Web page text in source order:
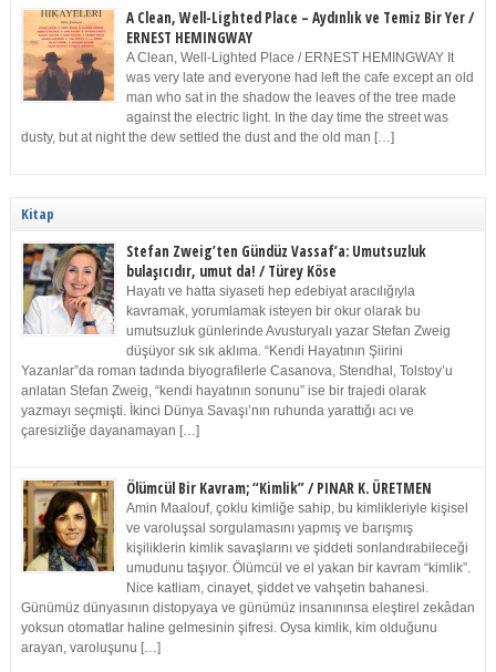
A Clean, Well-Lighted Place – Aydınlık ve Temiz Bir Yer /
ERNEST HEMINGWAY
A Clean, Well-Lighted Place / ERNEST HEMINGWAY It
was very late and everyone had left the cafe except an old
man who sat in the shadow the leaves of the tree made
against the electric light. In the day time the street was
dusty, but at night the dew settled the dust and the old man […]
Kitap
Stefan Zweig’ten Gündüz Vassaf’a: Umutsuzluk
bulaşıcıdır, umut da! / Türey Köse
Hayatı ve hatta siyaseti hep edebiyat aracılığıyla
kavramak, yorumlamak isteyen bir okur olarak bu
umutsuzluk günlerinde Avusturyalı yazar Stefan Zweig
düşüyor sık sık aklıma. “Kendi Hayatının Şiirini
Yazanlar”da roman tadında biyografilerle Casanova, Stendhal, Tolstoy’u
anlatan Stefan Zweig, “kendi hayatının sonunu” ise bir trajedi olarak
yazmayı seçmişti. İkinci Dünya Savaşı’nın ruhunda yarattığı acı ve
çaresizliğe dayanamayan […]
Ölümcül Bir Kavram; “Kimlik” / PINAR K. ÜRETMEN
Amin Maalouf, çoklu kimliğe sahip, bu kimlikleriyle kişisel
ve varoluşsal sorgulamasını yapmış ve barışmış
kişiliklerin kimlik savaşlarını ve şiddeti sonlandırabileceği
umudunu taşıyor. Ölümcül ve el yakan bir kavram “kimlik”.
Nice katliam, cinayet, şiddet ve vahşetin bahanesi.
Günümüz dünyasının distopyaya ve günümüz insanınınsa eleştirel zekâdan
yoksun otomatlar haline gelmesinin şifresi. Oysa kimlik, kim olduğunu
arayan, varoluşunu […]